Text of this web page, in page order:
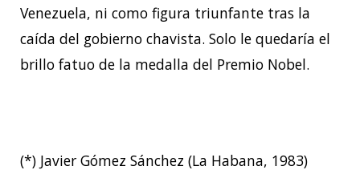
Venezuela, ni como figura triunfante tras la
caída del gobierno chavista. Solo le quedaría el
brillo fatuo de la medalla del Premio Nobel.
(*) Javier Gómez Sánchez (La Habana, 1983)